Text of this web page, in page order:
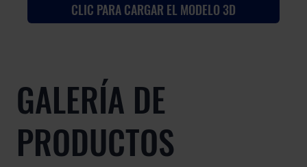
CLIC PARA CARGAR EL MODELO 3D
GALERÍA DE
PRODUCTOS